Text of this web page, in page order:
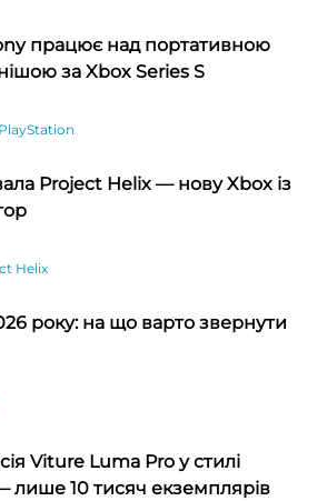
працює над портативною
за Xbox Series S
Project Helix — нову Xbox із
Helix
року: на що варто звернути
Viture Luma Pro у стилі
лише 10 тисяч екземплярів